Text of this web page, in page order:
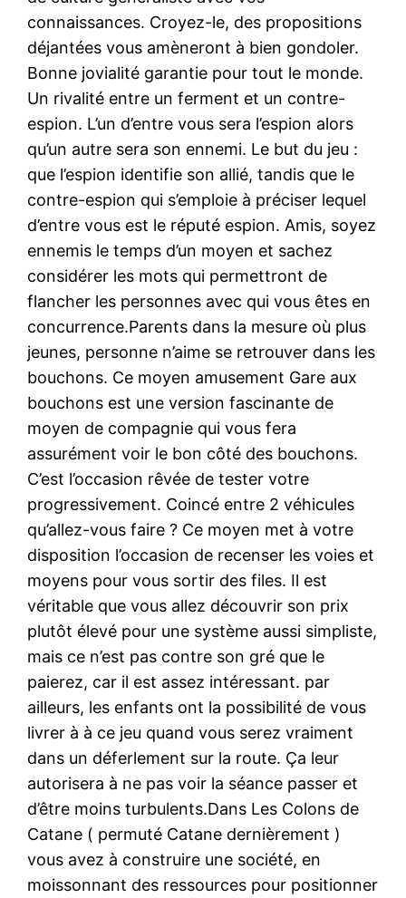
connaissances. Croyez-le, des propositions
déjantées vous amèneront à bien gondoler.
Bonne jovialité garantie pour tout le monde.
Un rivalité entre un ferment et un contre-
espion. L’un d’entre vous sera l’espion alors
qu’un autre sera son ennemi. Le but du jeu :
que l’espion identifie son allié, tandis que le
contre-espion qui s’emploie à préciser lequel
d’entre vous est le réputé espion. Amis, soyez
ennemis le temps d’un moyen et sachez
considérer les mots qui permettront de
flancher les personnes avec qui vous êtes en
concurrence.Parents dans la mesure où plus
jeunes, personne n’aime se retrouver dans les
bouchons. Ce moyen amusement Gare aux
bouchons est une version fascinante de
moyen de compagnie qui vous fera
assurément voir le bon côté des bouchons.
C’est l’occasion rêvée de tester votre
progressivement. Coincé entre 2 véhicules
qu’allez-vous faire ? Ce moyen met à votre
disposition l’occasion de recenser les voies et
moyens pour vous sortir des files. Il est
véritable que vous allez découvrir son prix
plutôt élevé pour une système aussi simpliste,
mais ce n’est pas contre son gré que le
paierez, car il est assez intéressant. par
ailleurs, les enfants ont la possibilité de vous
livrer à à ce jeu quand vous serez vraiment
dans un déferlement sur la route. Ça leur
autorisera à ne pas voir la séance passer et
d’être moins turbulents.Dans Les Colons de
Catane ( permuté Catane dernièrement )
vous avez à construire une société, en
moissonnant des ressources pour positionner